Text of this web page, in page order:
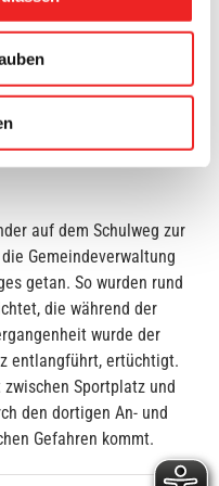
soll der Lotsendienst
neuen Jahres.
sich meldet und uns
von der
Material
auf dem Schulweg zur
Gemeindeverwaltung
getan. So wurden rund
die während der
wurde der
entlangführt, ertüchtigt.
Sportplatz und
den dortigen An- und
Gefahren kommt.